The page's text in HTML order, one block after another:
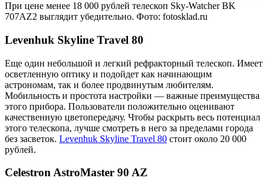
При цене менее 18 000 рублей телескоп Sky-Watcher BK
707AZ2 выглядит убедительно. Фото: fotosklad.ru
Levenhuk Skyline Travel 80
Еще один небольшой и легкий рефракторный телескоп. Имеет
осветленную оптику и подойдет как начинающим
астрономам, так и более продвинутым любителям.
Мобильность и простота настройки — важные преимущества
этого прибора. Пользователи положительно оценивают
качественную цветопередачу. Чтобы раскрыть весь потенциал
этого телескопа, лучше смотреть в него за пределами города
без засветок. Levenhuk Skyline Travel 80 стоит около 20 000
рублей.
Celestron AstroMaster 90 AZ